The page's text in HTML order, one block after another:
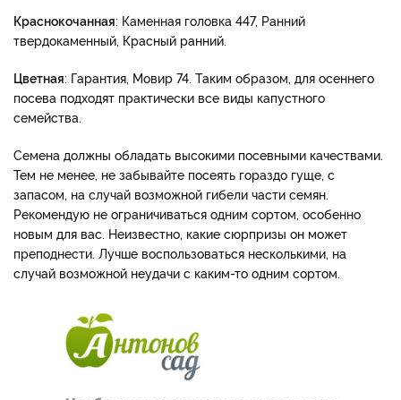
Краснокочанная: Каменная головка 447, Ранний
твердокаменный, Красный ранний.
Цветная: Гарантия, Мовир 74. Таким образом, для осеннего
посева подходят практически все виды капустного
семейства.
Семена должны обладать высокими посевными качествами.
Тем не менее, не забывайте посеять гораздо гуще, с
запасом, на случай возможной гибели части семян.
Рекомендую не ограничиваться одним сортом, особенно
новым для вас. Неизвестно, какие сюрпризы он может
преподнести. Лучше воспользоваться несколькими, на
случай возможной неудачи с каким-то одним сортом.